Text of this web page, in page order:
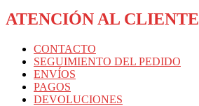
ATENCIÓN AL CLIENTE
CONTACTO
SEGUIMIENTO DEL PEDIDO
ENVÍOS
PAGOS
DEVOLUCIONES